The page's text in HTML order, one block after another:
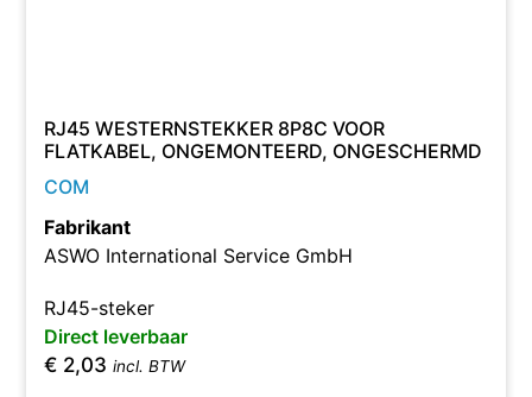
RJ45 WESTERNSTEKKER 8P8C VOOR
FLATKABEL, ONGEMONTEERD, ONGESCHERMD
COM
Fabrikant
ASWO International Service GmbH
RJ45-steker
Direct leverbaar
€ 2,03 incl. BTW